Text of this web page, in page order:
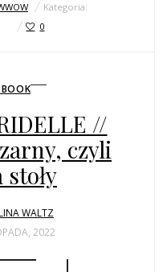
Kategoria:
0
BOOK
//
czyli
WALTZ
2022